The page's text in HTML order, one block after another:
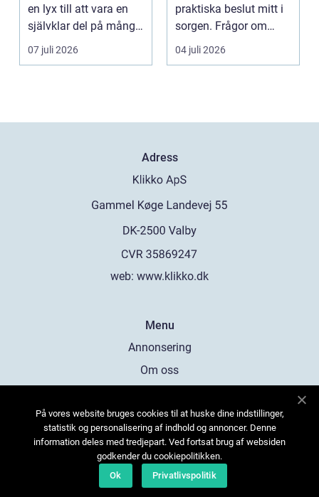
en lyx till att vara en
självklar del på många
event, m...
07 juli 2026
praktiska beslut mitt i
sorgen. Frågor om
ceremoni, ju...
04 juli 2026
Adress
web: www.klikko.dk
Menu
Annonsering
Om oss
Kontakta oss
Sitemap
På vores website bruges cookies til at huske dine indstillinger,
statistik og personalisering af indhold og annoncer. Denne
information deles med tredjepart. Ved fortsat brug af websiden
godkender du cookiepolitikken.
Ok
Privatlivspolitik